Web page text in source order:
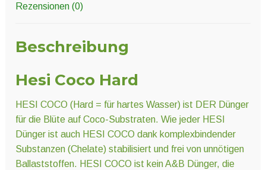
Rezensionen (0)
Beschreibung
Hesi Coco Hard
HESI COCO (Hard = für hartes Wasser) ist DER Dünger
für die Blüte auf Coco-Substraten. Wie jeder HESI
Dünger ist auch HESI COCO dank komplexbindender
Substanzen (Chelate) stabilisiert und frei von unnötigen
Ballaststoffen. HESI COCO ist kein A&B Dünger, die